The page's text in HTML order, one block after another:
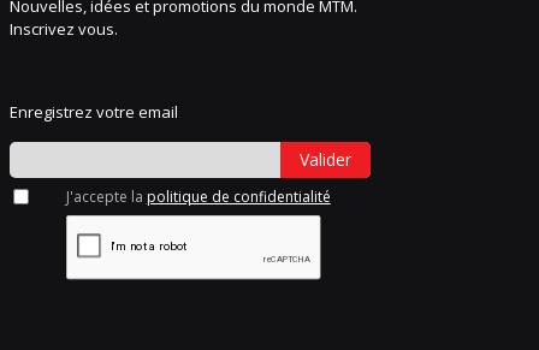
Nouvelles, idées et promotions du monde MTM.
Inscrivez vous.
Enregistrez votre email
Valider
J'accepte la politique de confidentialité